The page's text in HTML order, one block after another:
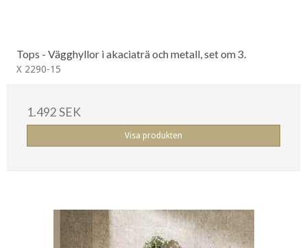
Tops - Vägghyllor i akaciaträ och metall, set om 3.
X 2290-15
1.492 SEK
Visa produkten